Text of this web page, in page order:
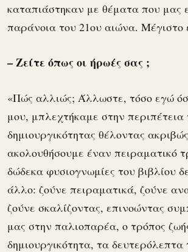
καταπιάστηκαν με θέματα που μας
παράνοια του 21ου αιώνα. Μέγιστο
– Ζείτε όπως οι ήρωές σας ;
«Πώς αλλιώς; Άλλωστε, τόσο εγώ
μου, μπλεχτήκαμε στην περιπέτεια
δημιουργικότητας θέλοντας
ακολουθήσουμε έναν πειραματικό
δώδεκα φυσιογνωμίες του βιβλίου
άλλο: ζούνε πειραματικά, ζούνε
ζούνε σκαλίζοντας, επινοώντας
μας στην παλιοπαρέα, ο τρόπος
δημιουργικότητα, τα δευτερόλεπτα